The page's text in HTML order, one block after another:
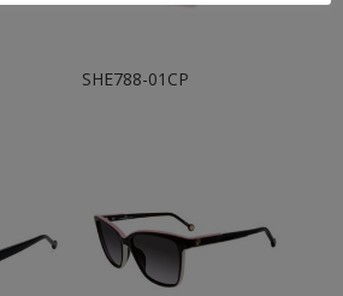
SHE788-01CP